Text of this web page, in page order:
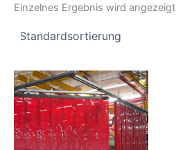
Einzelnes Ergebnis wird angezeigt